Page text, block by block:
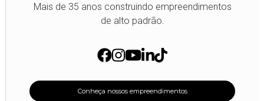
Mais de 35 anos construindo empreendimentos
de alto padrão.
Conheça nossos empreendimentos